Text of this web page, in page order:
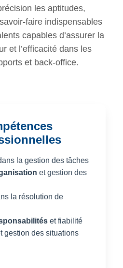
les aptitudes,
faire indispensables
capables d’assurer la
et l’efficacité dans les
et back-office.
la gestion des tâches
et gestion des
la résolution de
et fiabilité
gestion des situations